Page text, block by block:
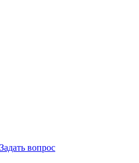
Задать вопрос